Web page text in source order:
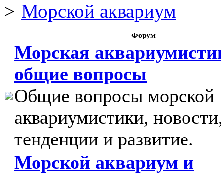
Морской аквариум
Форум
Морская
общие вопросы
Общие вопросы морской
аквариумистики,
тенденции и развитие.
Морской аквариум и